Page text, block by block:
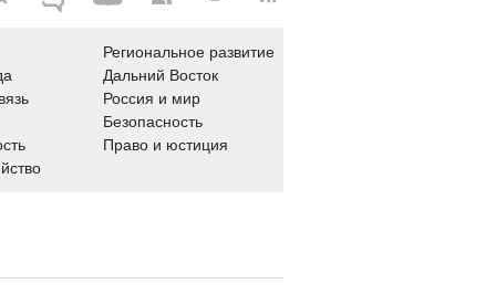
Региональное развитие
Дальний Восток
Россия и мир
Безопасность
Право и юстиция